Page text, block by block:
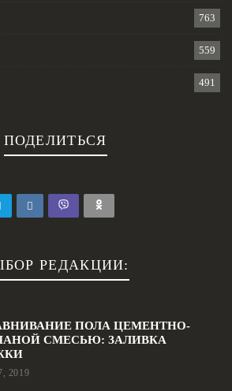
763
559
491
ПОДЕЛИТЬСЯ
РЕДАКЦИИ:
ПОЛА ЦЕМЕНТНО-
СМЕСЬЮ: ЗАЛИВКА
2019